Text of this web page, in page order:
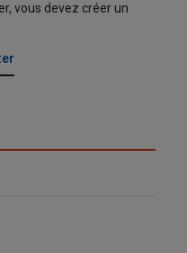
vous devez créer un